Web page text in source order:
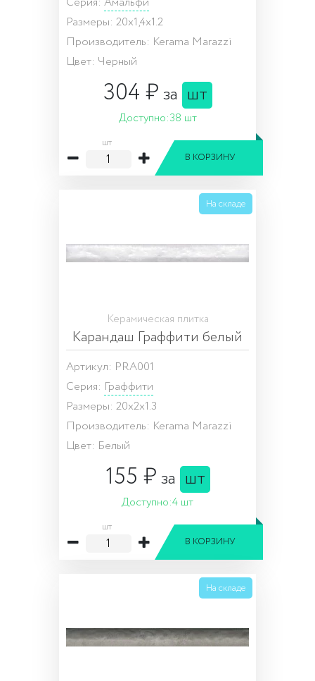
Размеры: 20x1,4x1.2
Производитель: Kerama Marazzi
Цвет: Черный
304 ₽за шт
Доступно:38 шт
шт
В КОРЗИНУ
На складе
Керамическая плитка
Карандаш Граффити белый
Артикул: PRA001
Серия: Граффити
Размеры: 20x2x1.3
Производитель: Kerama Marazzi
Цвет: Белый
155 ₽за шт
Доступно:4 шт
шт
В КОРЗИНУ
На складе